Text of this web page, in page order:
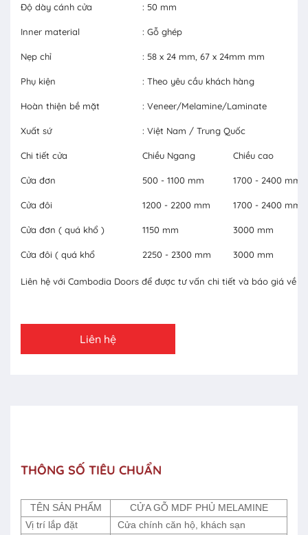
Độ dày cánh cửa : 50 mm
Inner material : Gỗ ghép
Nẹp chỉ : 58 x 24 mm, 67 x 24mm mm
Phụ kiện : Theo yêu cầu khách hàng
Hoàn thiện bề mặt : Veneer/Melamine/Laminate
Xuất sứ : Việt Nam / Trung Quốc
Chi tiết cửa Chiều Ngang Chiều cao
Cửa đơn 500 - 1100 mm 1700 - 2400 mm
Cửa đôi 1200 - 2200 mm 1700 - 2400 mm
Cửa đơn ( quá khổ ) 1150 mm 3000 mm
Cửa đôi ( quá khổ 2250 - 2300 mm 3000 mm
Liên hệ với Cambodia Doors để được tư vấn chi tiết và báo giá về
Liên hệ
THÔNG SỐ TIÊU CHUẨN
TÊN SẢN PHẨM
CỬA GỖ MDF PHỦ MELAMINE
Vị trí lắp đặt
Cửa chính căn hộ, khách sạn